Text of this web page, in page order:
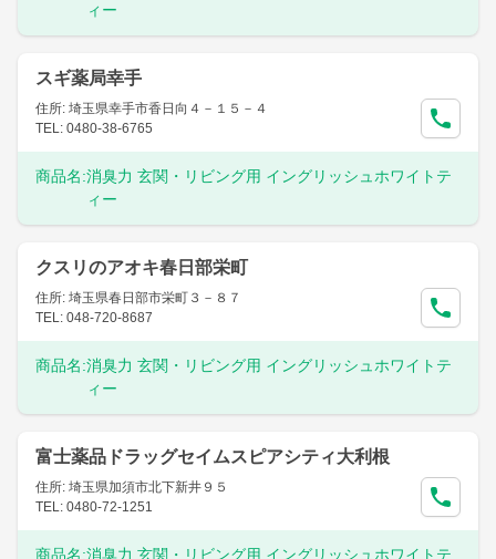
ィー
スギ薬局幸手
住所: 埼玉県幸手市香日向４－１５－４
TEL: 0480-38-6765
商品名:消臭力 玄関・リビング用 イングリッシュホワイトテ
ィー
クスリのアオキ春日部栄町
住所: 埼玉県春日部市栄町３－８７
TEL: 048-720-8687
商品名:消臭力 玄関・リビング用 イングリッシュホワイトテ
ィー
富士薬品ドラッグセイムスピアシティ大利根
住所: 埼玉県加須市北下新井９５
TEL: 0480-72-1251
商品名:消臭力 玄関・リビング用 イングリッシュホワイトテ